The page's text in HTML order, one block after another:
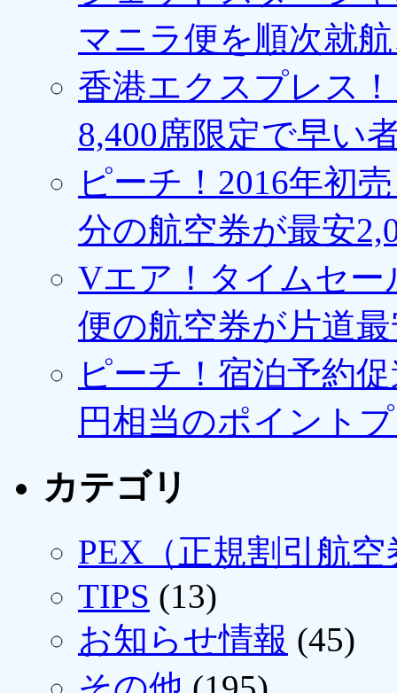
マニラ便を順次就
香港エクスプレス
8,400席限定で早い
ピーチ！2016年初
分の航空券が最安
Vエア！タイムセー
便の航空券が片道最
ピーチ！宿泊予約
円相当のポイント
カテゴリ
PEX（正規割引航空
TIPS (13)
お知らせ情報 (45)